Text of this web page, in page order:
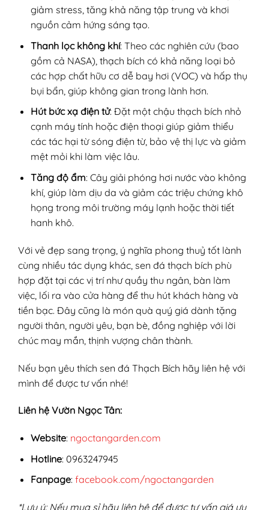
giảm stress, tăng khả năng tập trung và khơi
nguồn cảm hứng sáng tạo.
Thanh lọc không khí: Theo các nghiên cứu (bao
gồm cả NASA), thạch bích có khả năng loại bỏ
các hợp chất hữu cơ dễ bay hơi (VOC) và hấp thụ
bụi bẩn, giúp không gian trong lành hơn.
Hút bức xạ điện tử: Đặt một chậu thạch bích nhỏ
cạnh máy tính hoặc điện thoại giúp giảm thiểu
các tác hại từ sóng điện từ, bảo vệ thị lực và giảm
mệt mỏi khi làm việc lâu.
Tăng độ ẩm: Cây giải phóng hơi nước vào không
khí, giúp làm dịu da và giảm các triệu chứng khô
họng trong môi trường máy lạnh hoặc thời tiết
hanh khô.
Với vẻ đẹp sang trọng, ý nghĩa phong thuỷ tốt lành
cùng nhiều tác dụng khác, sen đá thạch bích phù
hợp đặt tại các vị trí như quầy thu ngân, bàn làm
việc, lối ra vào cửa hàng để thu hút khách hàng và
tiền bạc. Đây cũng là món quà quý giá dành tặng
người thân, người yêu, bạn bè, đồng nghiệp với lời
chúc may mắn, thịnh vượng chân thành.
Nếu bạn yêu thích sen đá Thạch Bích hãy liên hệ với
mình để được tư vấn nhé!
Liên hệ Vườn Ngọc Tân:
Website: ngoctangarden.com
Hotline: 0963247945
Fanpage: facebook.com/ngoctangarden
*Lưu ý: Nếu mua sỉ hãy liên hệ để được tư vấn giá ưu